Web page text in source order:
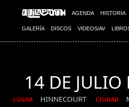
AGENDA HISTORIA
GALERÍA DISCOS VIDEOS/AV
14 DE
LUGAR HINNECOURT CIUDAD